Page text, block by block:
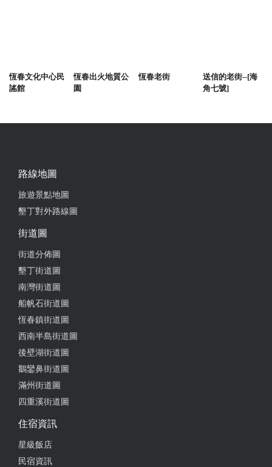
恆春文化中心民
謠館
恆春出火地質公
園
恆春老街
送信的老街--[海
角七號]
路線地圖
旅遊景點地圖
墾丁對外路線圖
街道圖
街道分佈圖
墾丁街道圖
南灣街道圖
船帆石街道圖
恆春鎮街道圖
西南半島街道圖
後壁湖街道圖
鵝鑾鼻街道圖
滿州街道圖
四重溪街道圖
住宿資訊
星級飯店
民宿資訊